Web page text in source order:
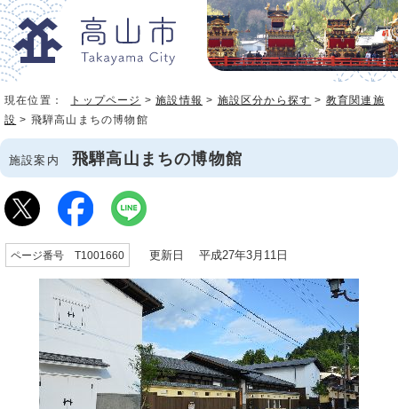
現在位置： トップページ >施設情報 > 施設区分から探す > 教育関連施
設 > 飛騨高山まちの博物館
施設案内 飛騨高山まちの博物館
ページ番号 T1001660 更新日 平成27年3月11日